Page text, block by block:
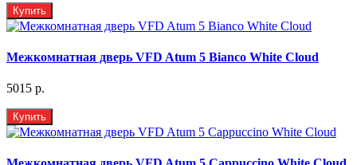
Купить
Межкомнатная дверь VFD Atum 5 Bianco White Cloud
5015 р.
Купить